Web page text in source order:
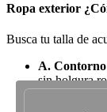
Ropa exterior
Busca tu talla de
A.
sin holgura
saliente del